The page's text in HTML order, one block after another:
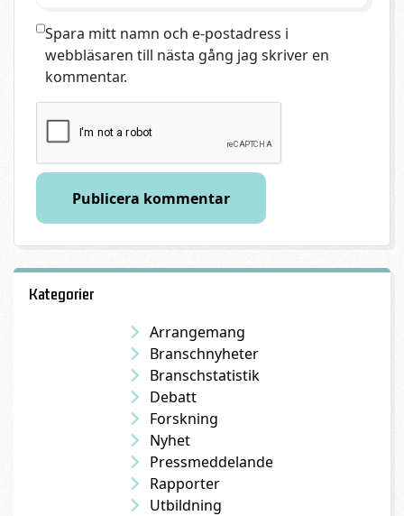
Spara mitt namn och e-postadress i
webbläsaren till nästa gång jag skriver en
kommentar.
Kategorier
Arrangemang
Branschnyheter
Branschstatistik
Debatt
Forskning
Nyhet
Pressmeddelande
Rapporter
Utbildning